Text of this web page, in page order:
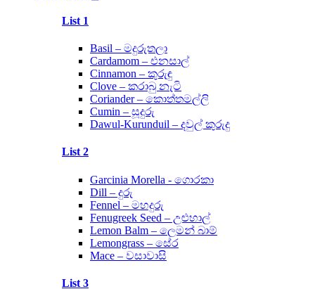
List 1
Basil – මදුරුතලා
Cardamom – එනසාල්
Cinnamon – කුරුඳු
Clove – කරාබු නැටි
Coriander – කොත්තමල්ලි
Cumin – සූදුරු
Dawul-Kurunduil – දවුල් කුරුදු
List 2
Garcinia Morella - ගොරකා
Dill – දුරු
Fennel – මහදුරු
Fenugreek Seed – උළුහාල්
Lemon Balm – ලෙමන් බාම්
Lemongrass – සේර
Mace – වසාවාසි
List 3